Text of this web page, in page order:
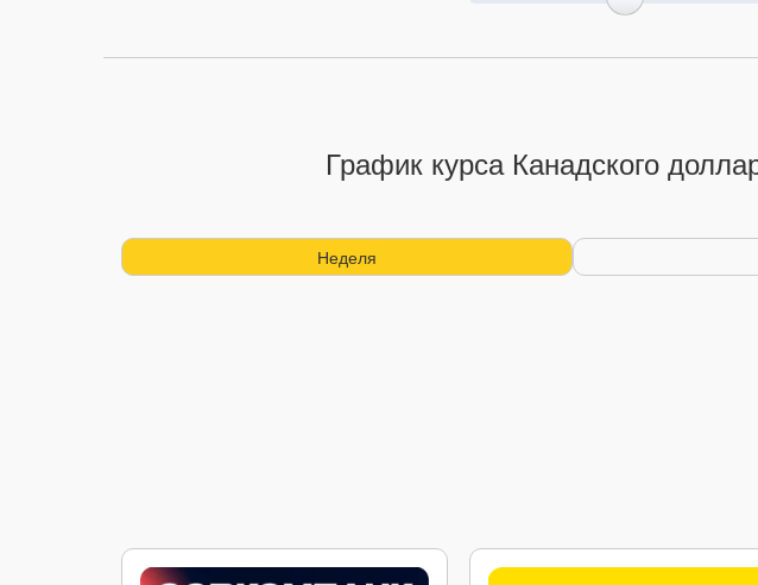
График курса Канадского
Неделя